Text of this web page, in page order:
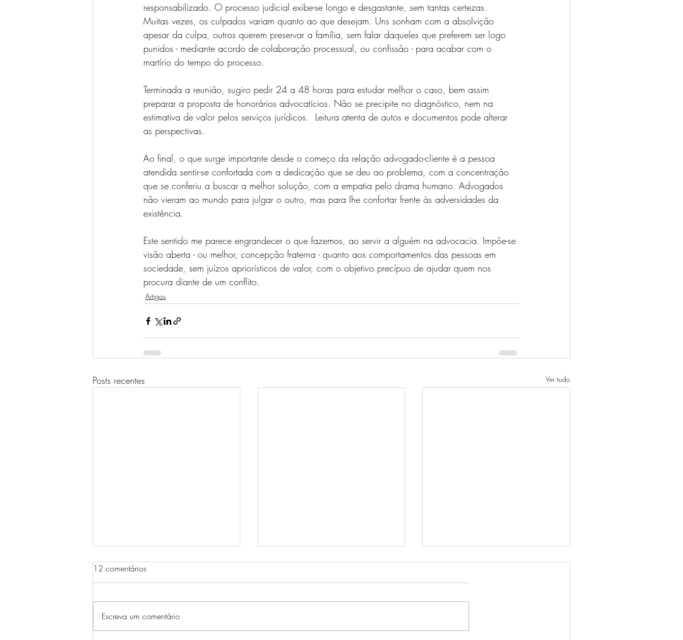
responsabilizado. O processo judicial exibe-se longo e desgastante, sem tantas certezas.
Muitas vezes, os culpados variam quanto ao que desejam. Uns sonham com a absolvição
apesar da culpa, outros querem preservar a família, sem falar daqueles que preferem ser logo
punidos - mediante acordo de colaboração processual, ou confissão - para acabar com o
martírio do tempo do processo.
Terminada a reunião, sugiro pedir 24 a 48 horas para estudar melhor o caso, bem assim
preparar a proposta de honorários advocatícios. Não se precipite no diagnóstico, nem na
estimativa de valor pelos serviços jurídicos.  Leitura atenta de autos e documentos pode alterar
as perspectivas.
Ao final, o que surge importante desde o começo da relação advogado-cliente é a pessoa
atendida sentir-se confortada com a dedicação que se deu ao problema, com a concentração
que se conferiu a buscar a melhor solução, com a empatia pelo drama humano. Advogados
não vieram ao mundo para julgar o outro, mas para lhe confortar frente às adversidades da
existência.
Este sentido me parece engrandecer o que fazemos, ao servir a alguém na advocacia. Impõe-se
visão aberta - ou melhor, concepção fraterna - quanto aos comportamentos das pessoas em
sociedade, sem juízos apriorísticos de valor, com o objetivo precípuo de ajudar quem nos
procura diante de um conflito.
Artigos
Posts recentes Ver tudo
12 comentários
Escreva um comentário